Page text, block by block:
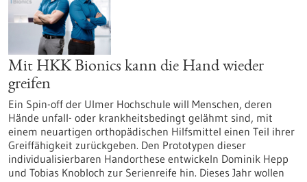
Mit HKK Bionics kann die Hand wieder
greifen
Ein Spin-off der Ulmer Hochschule will Menschen, deren
Hände unfall- oder krankheitsbedingt gelähmt sind, mit
einem neuartigen orthopädischen Hilfsmittel einen Teil ihrer
Greiffähigkeit zurückgeben. Den Prototypen dieser
individualisierbaren Handorthese entwickeln Dominik Hepp
und Tobias Knobloch zur Serienreife hin. Dieses Jahr wollen